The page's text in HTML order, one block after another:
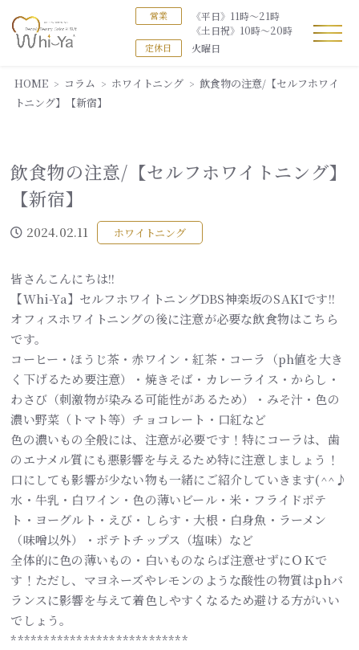
営業
《平日》11時～21時
《土日祝》10時～20時
定休日 火曜日
HOME コラム ホワイトニング
飲食物の注意/【セルフホワイ
トニング】【新宿】
飲食物の注意/【セルフホワイトニング】
【新宿】
2024.02.11 ホワイトニング
皆さんこんにちは!!
【Whi-Ya】セルフホワイトニングDBS神楽坂のSAKIです!!
オフィスホワイトニングの後に注意が必要な飲食物はこちら
です。
コーヒー・ほうじ茶・赤ワイン・紅茶・コーラ（ph値を大き
く下げるため要注意）・焼きそば・カレーライス・からし・
わさび（刺激物が染みる可能性があるため）・みそ汁・色の
濃い野菜（トマト等）チョコレート・口紅など
色の濃いもの全般には、注意が必要です！特にコーラは、歯
のエナメル質にも悪影響を与えるため特に注意しましょう！
口にしても影響が少ない物も一緒にご紹介していきます(^^♪
水・牛乳・白ワイン・色の薄いビール・米・フライドポテ
ト・ヨーグルト・えび・しらす・大根・白身魚・ラーメン
（味噌以外）・ポテトチップス（塩味）など
全体的に色の薄いもの・白いものならば注意せずにＯＫで
す！ただし、マヨネーズやレモンのような酸性の物質はphバ
ランスに影響を与えて着色しやすくなるため避ける方がいい
でしょう。
***************************